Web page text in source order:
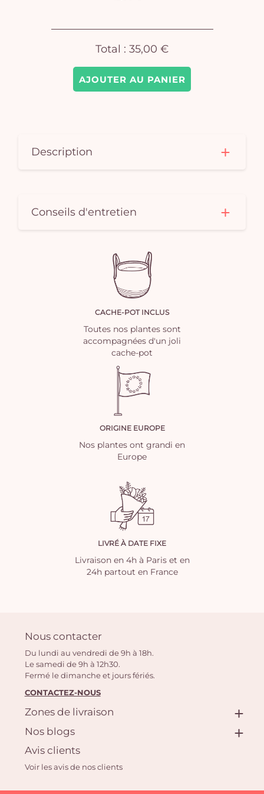
AJOUTER AU PANIER
Total : 35,00 €
Description
Conseils d'entretien
CACHE-POT INCLUS
Toutes nos plantes sont
accompagnées d'un joli
cache-pot
ORIGINE EUROPE
Nos plantes ont grandi en
Europe
LIVRÉ À DATE FIXE
Livraison en 4h à Paris et en
24h partout en France
Nous contacter
Du lundi au vendredi de 9h à 18h.
Le samedi de 9h à 12h30.
Fermé le dimanche et jours fériés.
CONTACTEZ-NOUS
Zones de livraison
Nos blogs
Avis clients
Voir les avis de nos clients